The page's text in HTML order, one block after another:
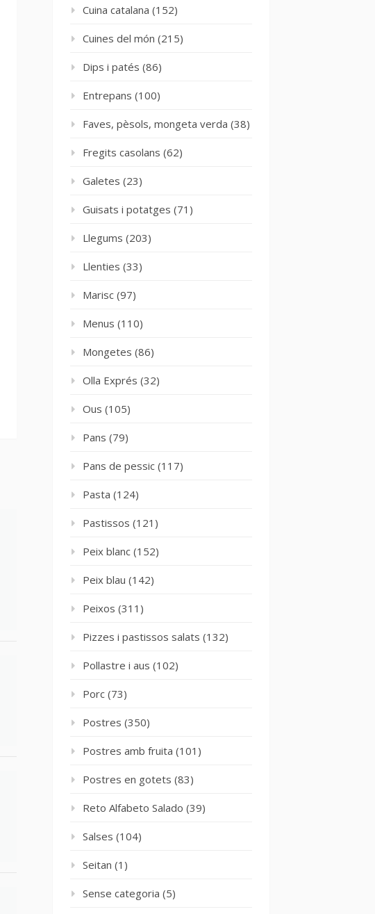
Cuina catalana (152)
Cuines del món (215)
Dips i patés (86)
Entrepans (100)
Faves, pèsols, mongeta verda (38)
Fregits casolans (62)
Galetes (23)
Guisats i potatges (71)
Llegums (203)
Llenties (33)
Marisc (97)
Menus (110)
Mongetes (86)
Olla Exprés (32)
Ous (105)
Pans (79)
Pans de pessic (117)
Pasta (124)
Pastissos (121)
Peix blanc (152)
Peix blau (142)
Peixos (311)
Pizzes i pastissos salats (132)
Pollastre i aus (102)
Porc (73)
Postres (350)
Postres amb fruita (101)
Postres en gotets (83)
Reto Alfabeto Salado (39)
Salses (104)
Seitan (1)
Sense categoria (5)